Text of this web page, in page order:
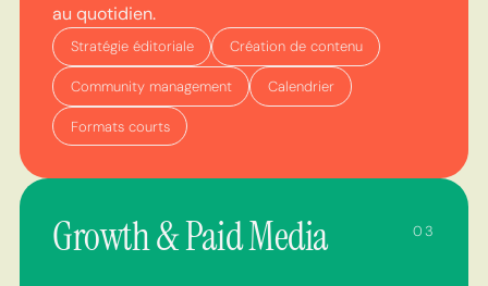
au quotidien.
Stratégie éditoriale Création de contenu
Community management Calendrier
Formats courts
03
Growth & Paid Media